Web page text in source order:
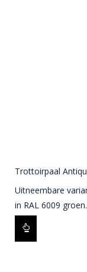
Trottoirpaal
Uitneembare
in RAL 6009 groen.